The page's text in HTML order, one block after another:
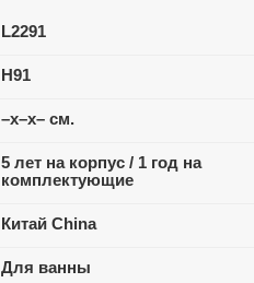
L2291
H91
–x–x– см.
5 лет на корпус / 1 год на
комплектующие
Китай China
Для ванны